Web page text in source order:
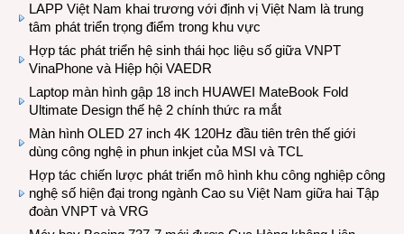
LAPP Việt Nam khai trương với định vị Việt Nam là trung
tâm phát triển trọng điểm trong khu vực
Hợp tác phát triển hệ sinh thái học liệu số giữa VNPT
VinaPhone và Hiệp hội VAEDR
Laptop màn hình gập 18 inch HUAWEI MateBook Fold
Ultimate Design thế hệ 2 chính thức ra mắt
Màn hình OLED 27 inch 4K 120Hz đầu tiên trên thế giới
dùng công nghệ in phun inkjet của MSI và TCL
Hợp tác chiến lược phát triển mô hình khu công nghiệp công
nghệ số hiện đại trong ngành Cao su Việt Nam giữa hai Tập
đoàn VNPT và VRG